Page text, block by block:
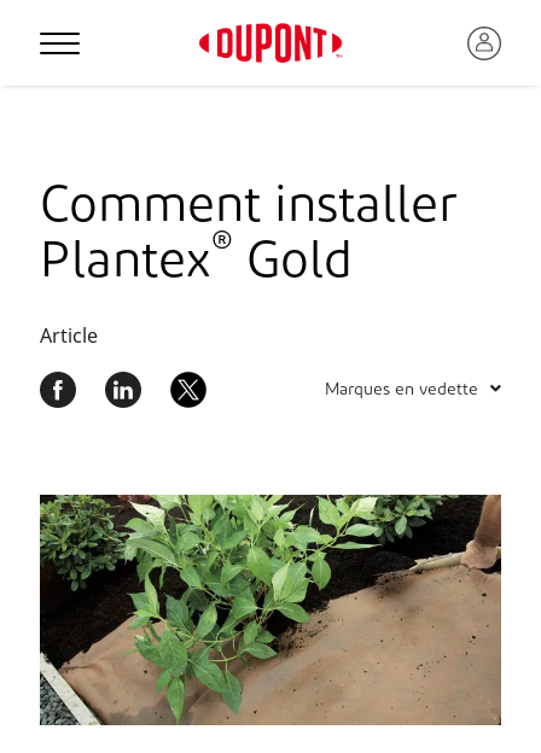
Comment installer
Plantex® Gold
Article
Marques en vedette